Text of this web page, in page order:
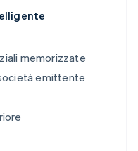
memorizzate
emittente